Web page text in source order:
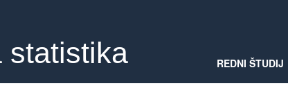
statistika REDNI ŠTUDIJ